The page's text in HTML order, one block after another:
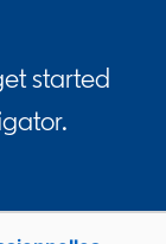
started